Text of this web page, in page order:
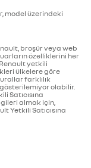
model üzerindeki
broşür veya web
özelliklerini her
yetkili
ülkelere göre
farklılık
olabilir.
Satıcısına
almak için,
Yetkili Satıcısına